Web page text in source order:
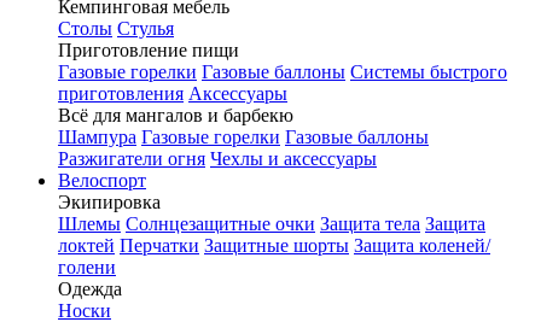
Кемпинговая мебель
Столы Стулья
Приготовление пищи
Газовые горелки Газовые баллоны Системы быстрого
приготовления Аксессуары
Всё для мангалов и барбекю
Шампура Газовые горелки Газовые баллоны
Разжигатели огня Чехлы и аксессуары
Велоспорт
Экипировка
Шлемы Солнцезащитные очки Защита тела Защита
локтей Перчатки Защитные шорты Защита коленей/
голени
Одежда
Носки